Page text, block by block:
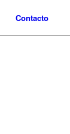
Contacto